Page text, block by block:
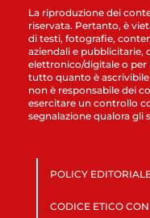
La riproduzione dei
riservata. Pertanto, è
di testi, fotografie,
aziendali e pubblicitarie,
elettronico/digitale o per
tutto quanto è
non è responsabile dei
esercitare un controllo
segnalazione qualora gli
POLICY
CODICE ETICO